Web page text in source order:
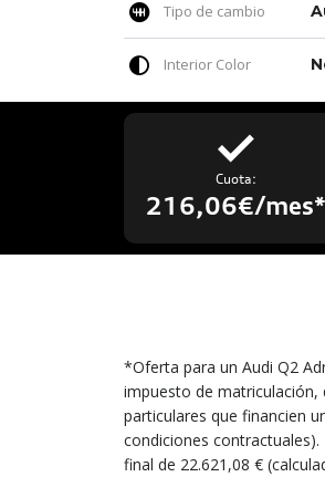
Tipo de cambio
Interior Color
Cuota:
216,06€/mes*
*Oferta para un Audi Q2
impuesto de matriculación,
particulares que financien
condiciones
final de 22.621,08 €